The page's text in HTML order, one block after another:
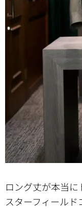
ロング丈が本当
スターフィールド